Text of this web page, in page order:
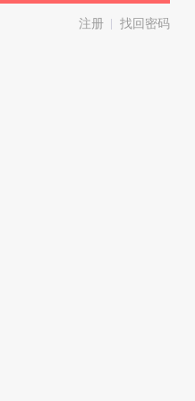
注册 | 找回密码